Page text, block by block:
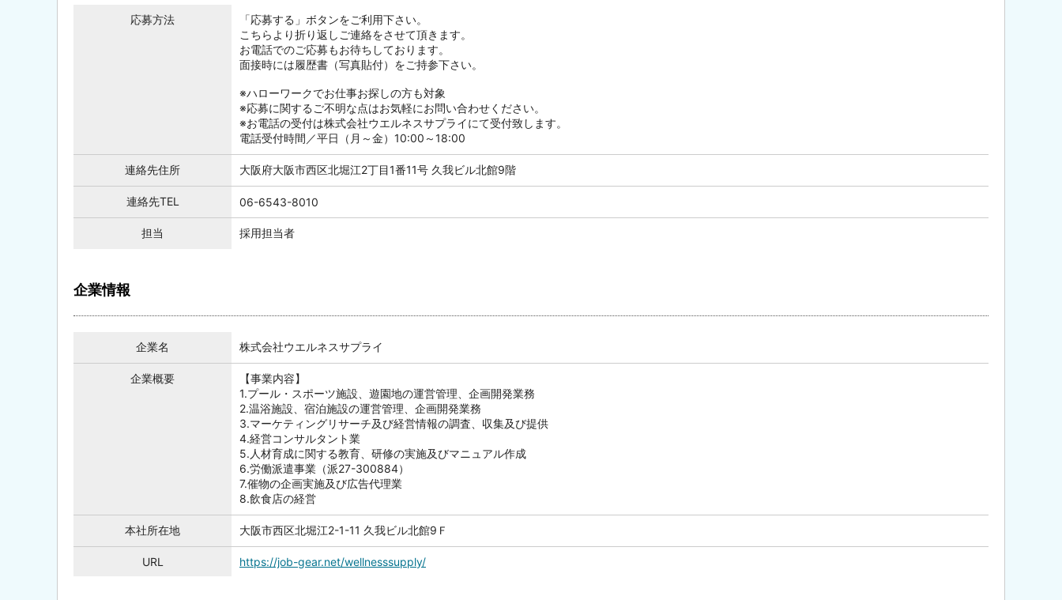
応募方法
「応募する」ボタンをご利用下さい。
こちらより折り返しご連絡をさせて頂きます。
お電話でのご応募もお待ちしております。
面接時には履歴書（写真貼付）をご持参下さい。
※ハローワークでお仕事お探しの方も対象
※応募に関するご不明な点はお気軽にお問い合わせください。
※お電話の受付は株式会社ウエルネスサプライにて受付致します。
電話受付時間／平日（月～金）10:00～18:00
連絡先住所 大阪府大阪市西区北堀江2丁目1番11号 久我ビル北館9階
連絡先TEL 06-6543-8010
担当 採用担当者
企業情報
企業名 株式会社ウエルネスサプライ
企業概要
【事業内容】
1.プール・スポーツ施設、遊園地の運営管理、企画開発業務
2.温浴施設、宿泊施設の運営管理、企画開発業務
3.マーケティングリサーチ及び経営情報の調査、収集及び提供
4.経営コンサルタント業
5.人材育成に関する教育、研修の実施及びマニュアル作成
6.労働派遣事業（派27-300884）
7.催物の企画実施及び広告代理業
8.飲食店の経営
本社所在地 大阪市西区北堀江2-1-11 久我ビル北館9Ｆ
URL https://job-gear.net/wellnesssupply/